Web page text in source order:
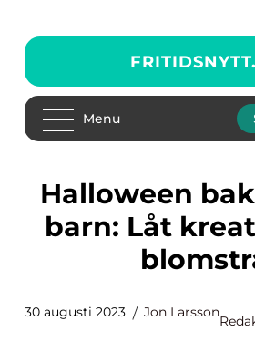
FRITIDSNYTT.
Menu
Halloween bakning för
barn: Låt
30 augusti 2023 Jon Larsson